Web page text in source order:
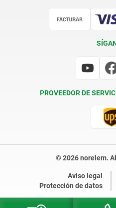
PROVEEDOR DE
© 2026 norelem.
Aviso legal
Protección de datos